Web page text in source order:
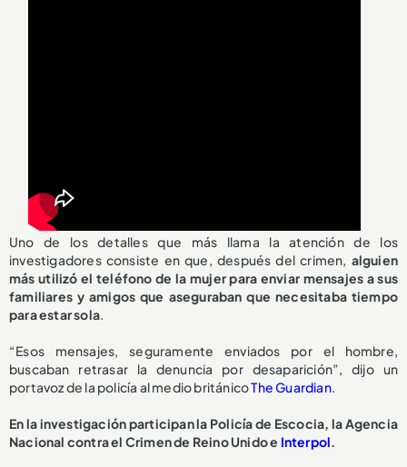
Uno de los detalles que más llama la atención de los
investigadores consiste en que, después del crimen, alguien
más utilizó el teléfono de la mujer para enviar mensajes a sus
familiares y amigos que aseguraban que necesitaba tiempo
para estar sola.
“Esos mensajes, seguramente enviados por el hombre,
buscaban retrasar la denuncia por desaparición”, dijo un
portavoz de la policía al medio británicoThe Guardian.
En la investigación participan la Policía de Escocia, la Agencia
Nacional contra el Crimen de Reino Unido e Interpol.